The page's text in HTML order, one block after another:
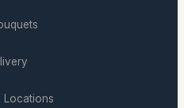
Locations